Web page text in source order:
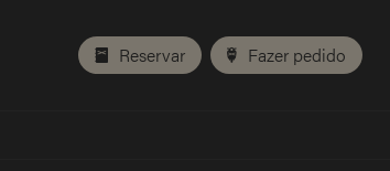
Reservar Fazer pedido